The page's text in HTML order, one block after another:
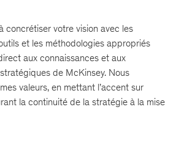
concrétiser votre vision avec les
et les méthodologies appropriés
aux connaissances et aux
de McKinsey. Nous
valeurs, en mettant l’accent sur
la continuité de la stratégie à la mise